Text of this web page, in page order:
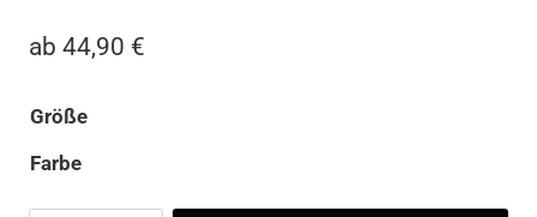
ab 44,90 €
Größe
Farbe